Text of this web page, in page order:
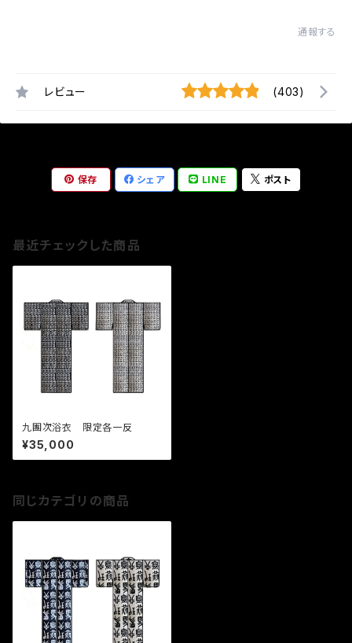
通報する
レビュー (403)
保存 シェア LINE ポスト
最近チェックした商品
九團次浴衣 限定各一反
¥35,000
同じカテゴリの商品